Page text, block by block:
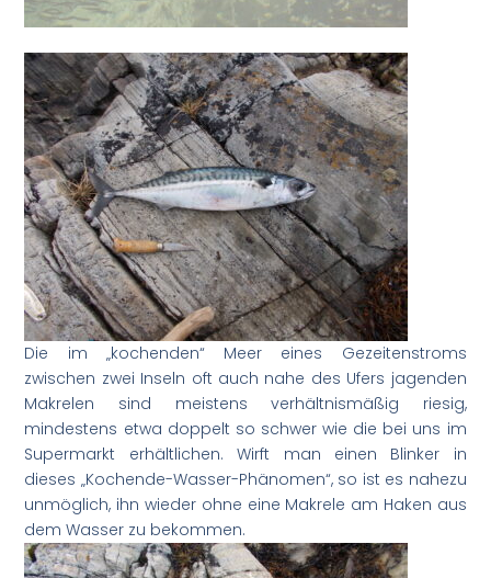
Die im „kochenden“ Meer eines Gezeitenstroms
zwischen zwei Inseln oft auch nahe des Ufers jagenden
Makrelen sind meistens verhältnismäßig riesig,
mindestens etwa doppelt so schwer wie die bei uns im
Supermarkt erhältlichen. Wirft man einen Blinker in
dieses „Kochende-Wasser-Phänomen“, so ist es nahezu
unmöglich, ihn wieder ohne eine Makrele am Haken aus
dem Wasser zu bekommen.